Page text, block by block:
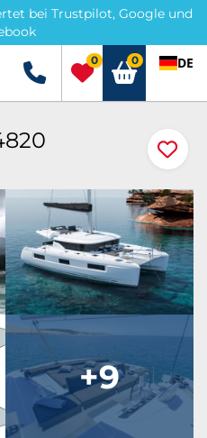
bei Trustpilot, Google und
+49 5741 3222690
0 0 DE
+9